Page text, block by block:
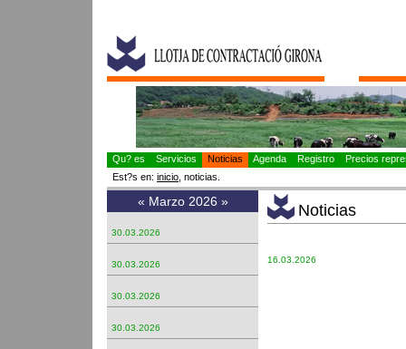
Qu? es Servicios Noticias Agenda Registro
Precios
Est?s en: inicio , noticias.
« Marzo 2026 »
30.03.2026
30.03.2026
30.03.2026
30.03.2026
Noticias
16.03.2026